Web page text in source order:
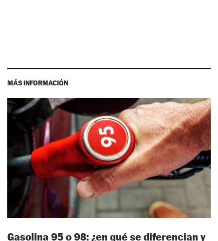
MÁS INFORMACIÓN
Gasolina 95 o 98: ¿en qué se diferencian y